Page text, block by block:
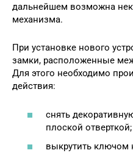
дальнейшем возможна
механизма.
При установке нового
замки, расположенные
Для этого необходимо
действия:
снять
плоской отверткой;
выкрутить ключом